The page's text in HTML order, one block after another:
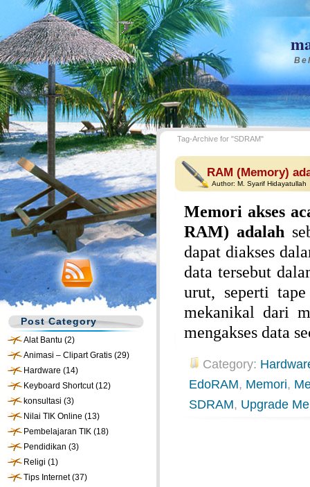
Post Category
Alat Bantu (2)
Animasi – Clipart Gratis (29)
Hardware (14)
Keyboard Shortcut(12)
konsultasi (3)
Nilai TIK Online (13)
Pembelajaran TIK (18)
Pendidikan (3)
Religi (1)
Tips Internet(37)
Tag-Archive for "SDRAM"
RAM (Memory)
Author: M. Syarif Hidayatullah
Memori akses
RAM) adalah
dapat diakses
data tersebut
urut, seperti
mekanikal dari
mengakses data
Category:
EdoRAM, Memori,
SDRAM, Upgrade